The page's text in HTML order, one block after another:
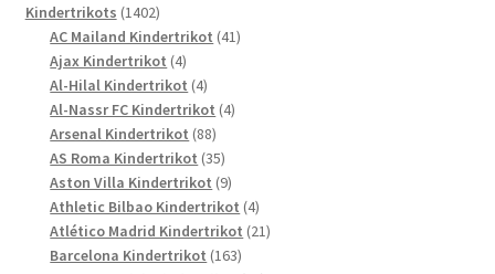
Kindertrikots 14021402
Produkte
AC Mailand Kindertrikot 4141
Ajax Kindertrikot 44
Produkte
Al-Hilal Kindertrikot 44
Produkte
Al-Nassr FC Kindertrikot 44
Arsenal Kindertrikot 8888
Produkte
AS Roma Kindertrikot 3535
Produkte
Aston Villa Kindertrikot 99
Produkte
Athletic Bilbao Kindertrikot 44
Produkte
Atlético Madrid Kindertrikot 2121
Barcelona Kindertrikot 163163